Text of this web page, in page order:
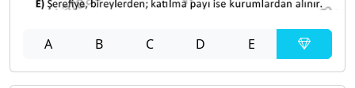
A B C D E